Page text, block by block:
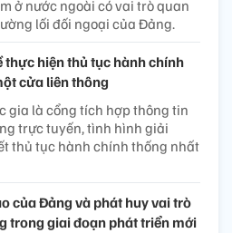
ở nước ngoài có vai trò quan
lối đối ngoại của Đảng.
thực hiện thủ tục hành chính
cửa liên thông
gia là cổng tích hợp thông tin
trực tuyến, tình hình giải
thủ tục hành chính thống nhất
của Đảng và phát huy vai trò
trong giai đoạn phát triển mới